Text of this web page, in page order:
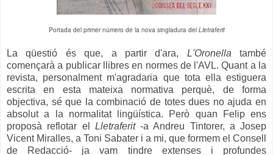
Portada del primer número de la nova singladura del Lletraferit
La qüestió és que, a partir d'ara, L'Oronellatambé
començarà a publicar llibres en normes de l'AVL. Quant a la
revista, personalment m'agradaria que tota ella estiguera
escrita en esta mateixa normativa perquè, de forma
objectiva, sé que la combinació de totes dues no ajuda en
absolut a la normalitat lingüística. Però quan Felip ens
proposà reflotar el Lletraferit-a Andreu Tintorer, a Josep
Vicent Miralles, a Toni Sabater i a mi, que formem el Consell
de Redacció- ja vam tindre extenses i profundes